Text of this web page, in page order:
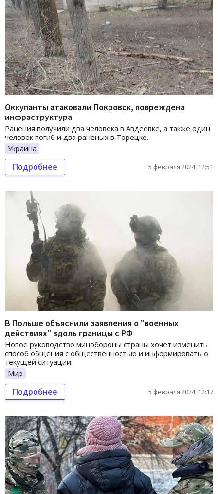
Оккупанты атаковали Покровск, повреждена
инфраструктура
Ранения получили два человека в Авдеевке, а также один
человек погиб и два раненых в Торецке.
Украина
Подробнее 5 февраля 2024, 12:51
В Польше объяснили заявления о "военных
действиях" вдоль границы с РФ
Новое руководство минобороны страны хочет изменить
способ общения с общественностью и информировать о
текущей ситуации.
Мир
Подробнее 5 февраля 2024, 12:17